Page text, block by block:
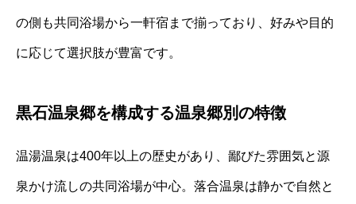
の側も共同浴場から一軒宿まで揃っており、好みや目的
に応じて選択肢が豊富です。
黒石温泉郷を構成する温泉郷別の特徴
温湯温泉は400年以上の歴史があり、鄙びた雰囲気と源
泉かけ流しの共同浴場が中心。落合温泉は静かで自然と